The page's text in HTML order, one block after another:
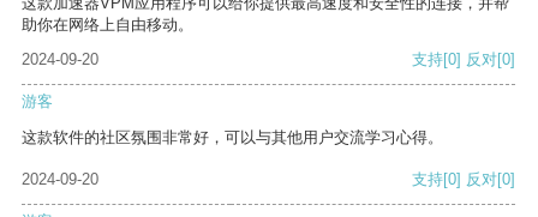
助你在网络上自由移动。
2024-09-20
支持[0] 反对[0]
游客
这款软件的社区氛围非常好，可以与其他用户交流学习心得。
2024-09-20 支持[0] 反对[0]